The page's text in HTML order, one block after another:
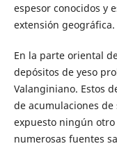
espesor conocidos y
extensión geográfica.
En la parte oriental
depósitos de yeso
Valanginiano. Estos
de acumulaciones
expuesto ningún
numerosas fuentes